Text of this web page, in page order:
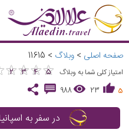
صفحه اصلی > وبلاگ >
11615
امتیاز کلی شما به وبلاگ ★
2 ★
3 ★
4 ★
5
★★★★
5
23
988
در سفر به